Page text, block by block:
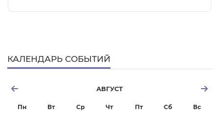
КАЛЕНДАРЬ СОБЫТИЙ
АВГУСТ
Пн Вт Ср Чт Пт Сб Вс